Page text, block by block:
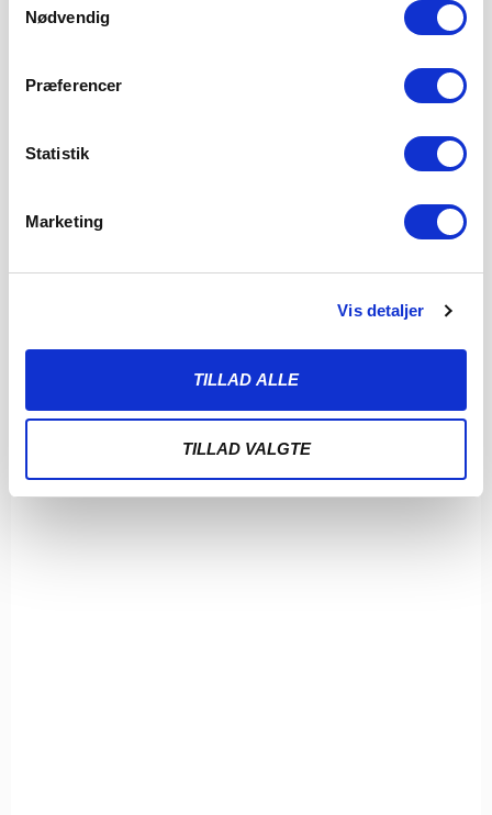
Nødvendig
Præferencer
Statistik
Marketing
Vis detaljer
TILLAD ALLE
TILLAD VALGTE
HAPPY HOUR OG MUSIKBINGO I ABSALONS HULE I
3F FANZONEN